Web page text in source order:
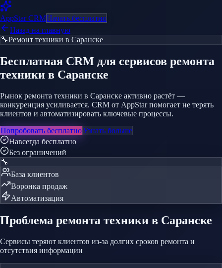
AppStarCRMНачать бесплатно
Назад на главную
🔧Ремонт техники в Саранске
Бесплатная CRM для сервисов ремонта
техники в Саранске
Рынок ремонта техники в Саранске активно растёт —
конкуренция усиливается. CRM от AppStar помогает не терять
клиентов и автоматизировать ключевые процессы.
Попробовать бесплатноУзнать больше
Навсегда бесплатно
Без ограничений
🔧
База клиентов
Воронка продаж
Автоматизация
Проблема ремонта техники в Саранске
Сервисы теряют клиентов из-за долгих сроков ремонта и
отсутствия информации